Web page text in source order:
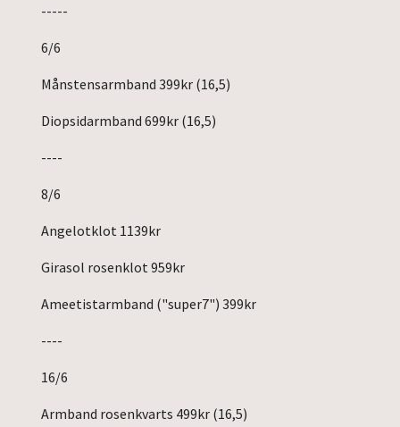
-----
6/6
Månstensarmband 399kr (16,5)
Diopsidarmband 699kr (16,5)
----
8/6
Angelotklot 1139kr
Girasol rosenklot 959kr
Ameetistarmband ("super7") 399kr
----
16/6
Armband rosenkvarts 499kr (16,5)